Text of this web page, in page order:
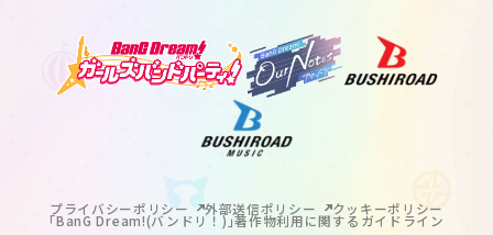
プライバシーポリシー 外部送信ポリシー クッキーポリシー
｢BanG Dream!(バンドリ！)｣著作物利用に関するガイドライン